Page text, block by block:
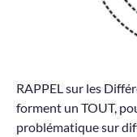
RAPPEL sur les
forment un TOUT,
problématique sur